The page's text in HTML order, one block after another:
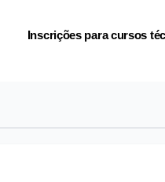
Inscrições para cursos